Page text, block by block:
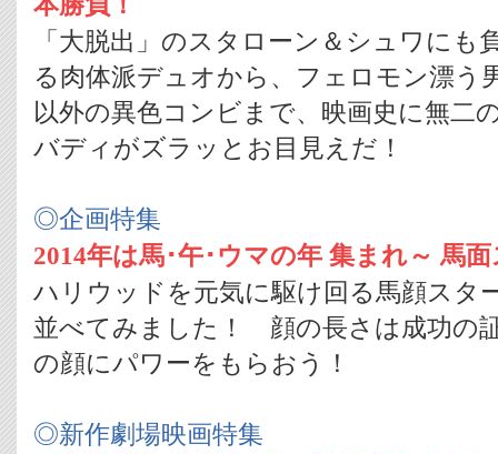
「大脱出」のスタローン＆シュワにも
る肉体派デュオから、フェロモン漂う
以外の異色コンビまで、映画史に無二
バディがズラッとお目見えだ！
◎企画特集
2014年は馬･午･ウマの年 集まれ～ 馬
ハリウッドを元気に駆け回る馬顔スタ
並べてみました！ 顔の長さは成功の
の顔にパワーをもらおう！
◎新作劇場映画特集